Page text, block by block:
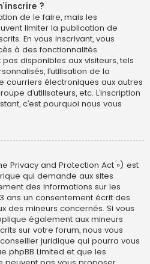
?
de le faire, mais les
limiter la publication de
En vous inscrivant, vous
à des fonctionnalités
disponibles aux visiteurs, tels
l’utilisation de la
courriers électroniques aux autres
d’utilisateurs, etc. L’inscription
c’est pourquoi nous vous
Privacy and Protection Act ») est
qui demande aux sites
des informations sur les
ans un consentement écrit des
des mineurs concernés. Si vous
également aux mineurs
sur votre forum, nous vous
juridique qui pourra vous
phpBB Limited et que les